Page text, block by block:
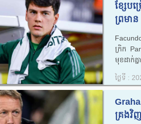
ខ្សែប
ព្រមា
ក្រិក
មុខដាក់គ្
ថ្ងៃទី :
គ្រង​វិ